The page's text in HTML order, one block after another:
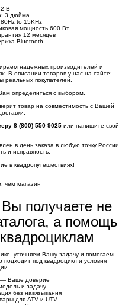
В
3 дюйма
to 15KHz
мощность 600 Вт
12 месяцев
Bluetooth
надежных производителей и
В описании товаров у нас на сайте:
реальных покупателей.
определиться с выбором.
товар на совместимость с Вашей
8 (800) 550 9025 или напишите свой
в день заказа в любую точку России.
и исправность.
в квадропутешествиях!
чем магазин
получаете не
а помощь
уточняем Вашу задачу и помогаем
под квадроцикл и условия
— Ваше доверие
и задачу
без навязывания
для ATV и UTV